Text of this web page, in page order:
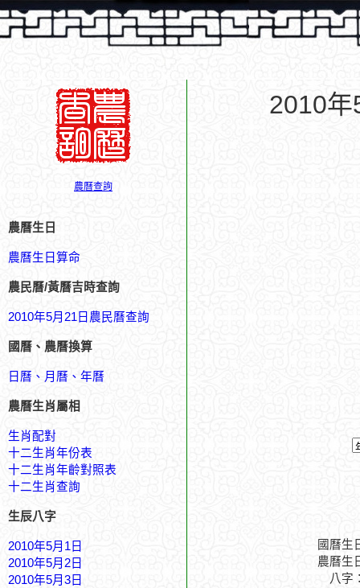
農曆查詢
農曆生日
農曆生日算命
農民曆/黃曆吉時查詢
2010年5月21日農民曆查詢
國曆、農曆換算
日曆、月曆、年曆
農曆生肖屬相
生肖配對
十二生肖年份表
十二生肖年齡對照表
十二生肖查詢
生辰八字
2010年5月1日
2010年5月2日
2010年5月3日
2010
國曆生
農曆生
八字